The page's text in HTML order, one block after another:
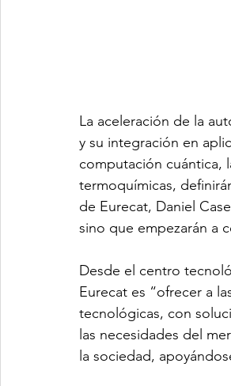
La aceleración de la
y su integración en
computación cuántica,
termoquímicas,
de Eurecat, Daniel
sino que empezarán a
Desde el centro
Eurecat es “ofrecer a
tecnológicas, con
las necesidades del
la sociedad,